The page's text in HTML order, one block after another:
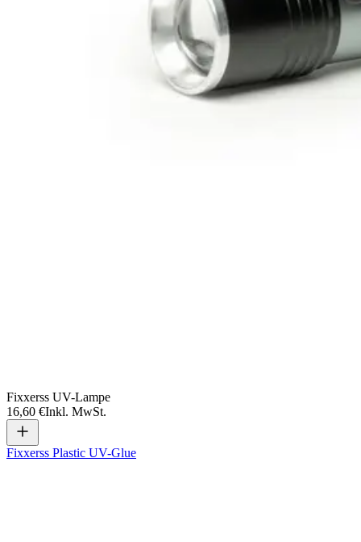
Fixxerss UV-Lampe
16,60 €Inkl. MwSt.
Fixxerss Plastic UV-Glue